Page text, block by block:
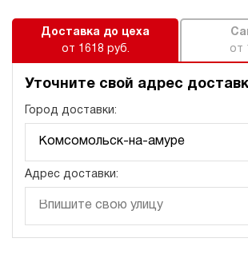
Доставка до цеха
от 1618 руб.
от
Уточните свой адрес
Город доставки:
Адрес доставки: